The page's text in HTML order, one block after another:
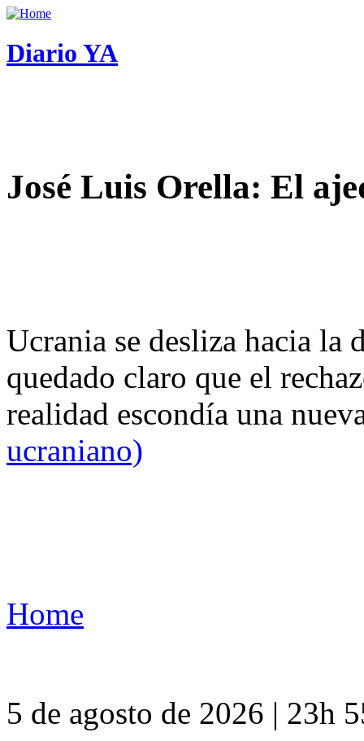
Diario YA
José Luis Orella: El
Ucrania se desliza hacia
quedado claro que el
realidad escondía una
ucraniano)
Home
5 de agosto de 2026 | 23h